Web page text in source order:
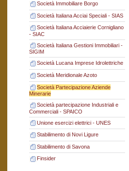
Società Immobiliare Borgo
Società Italiana Acciai Speciali - SIAS
Società Italiana Acciaierie Cornigliano
- SIAC
Società Italiana Gestioni Immobiliari -
SIGIM
Società Lucana Imprese Idrolettriche
Società Meridionale Azoto
Società Partecipazione Aziende
Minerarie
Società partecipazione Industriali e
Commerciali - SPAICO
Unione esercizi elettrici - UNES
Stabilimento di Novi Ligure
Stabilimento di Savona
Finsider